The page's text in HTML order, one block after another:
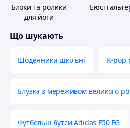
Блоки та ролики
для йоги
Що шукають
Щоденники шкільні K-pop
Блузка з мереживом великого
Футбольні бутси Adidas F50 FG